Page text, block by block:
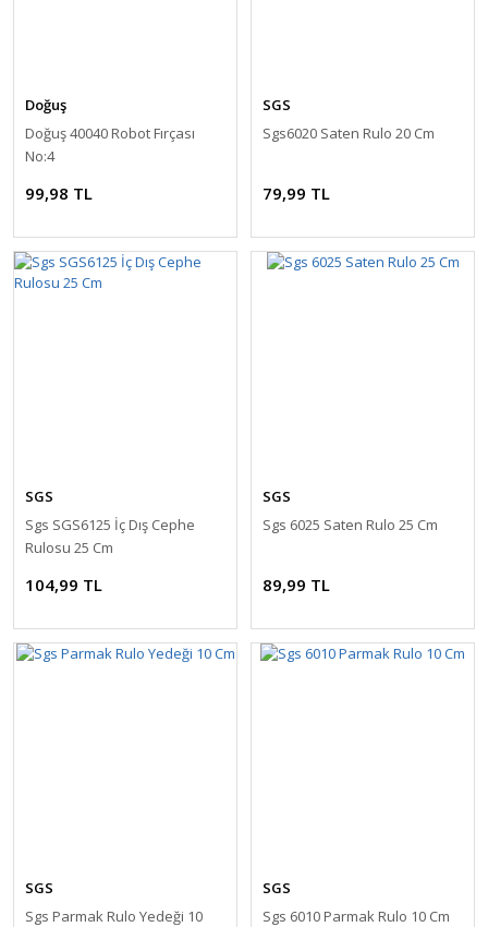
Doğuş
Doğuş 40040 Robot Fırçası
No:4
99,98 TL
SGS
Sgs6020 Saten Rulo 20 Cm
79,99 TL
SGS
Sgs SGS6125 İç Dış Cephe
Rulosu 25 Cm
104,99 TL
SGS
Sgs 6025 Saten Rulo 25 Cm
89,99 TL
SGS
Sgs Parmak Rulo Yedeği 10
SGS
Sgs 6010 Parmak Rulo 10 Cm